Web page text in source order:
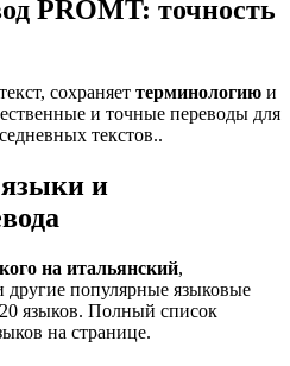
PROMT: точность
сохраняет терминологию и
и точные переводы для
текстов..
и
на итальянский,
популярные языковые
языков. Полный список
на странице.